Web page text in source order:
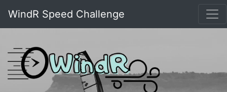
WindR Speed Challenge